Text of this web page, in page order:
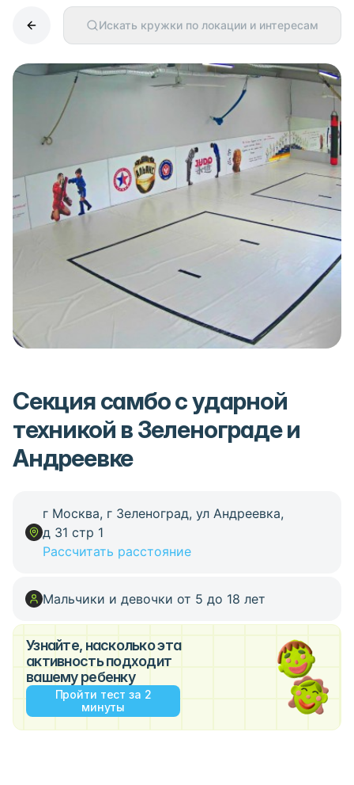
Искать кружки по локации и интересам
Секция самбо с ударной
техникой в Зеленограде и
Андреевке
г Москва, г Зеленоград, ул Андреевка,
д 31 стр 1
Рассчитать расстояние
Мальчики и девочки от 5 до 18 лет
Узнайте, насколько эта
активность подходит
вашему ребенку
Пройти тест за 2
минуты